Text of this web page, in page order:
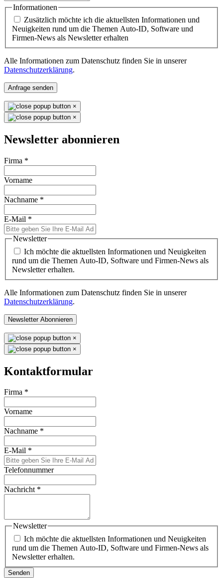
Informationen
Zusätzlich möchte ich die aktuellsten Informationen und
Neuigkeiten rund um die Themen Auto-ID, Software und
Firmen-News als Newsletter erhalten
Alle Informationen zum Datenschutz finden Sie in unserer
Datenschutzerklärung.
Anfrage senden
×
×
Newsletter abonnieren
Firma *
Vorname
Nachname *
E-Mail *
Newsletter
Ich möchte die aktuellsten Informationen und Neuigkeiten
rund um die Themen Auto-ID, Software und Firmen-News als
Newsletter erhalten.
Alle Informationen zum Datenschutz finden Sie in unserer
Datenschutzerklärung.
Newsletter Abonnieren
×
×
Kontaktformular
Firma *
Vorname
Nachname *
E-Mail *
Telefonnummer
Nachricht *
Newsletter
Ich möchte die aktuellsten Informationen und Neuigkeiten
rund um die Themen Auto-ID, Software und Firmen-News als
Newsletter erhalten.
Senden